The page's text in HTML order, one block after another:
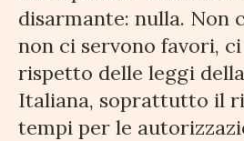
disarmante: nulla. Non
non ci servono favori,
rispetto delle leggi
Italiana, soprattutto il
tempi per le